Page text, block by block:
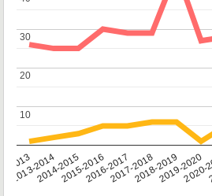
2013
2013-2014
2014-20152015-20162016-20172017-20182018-20192019-2020
10
10
20
20
30
30